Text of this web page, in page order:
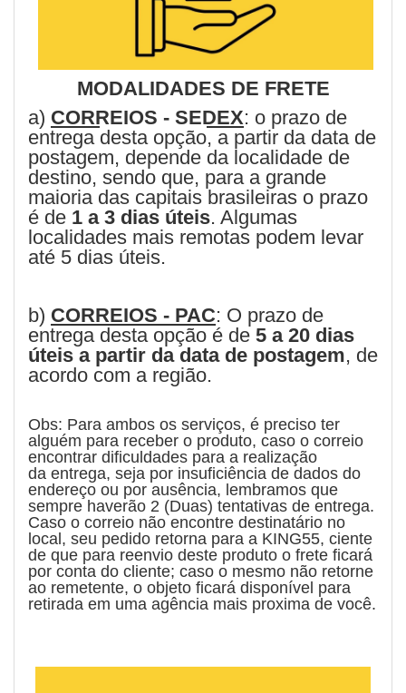
MODALIDADES DE FRETE
a) CORREIOS - SEDEX: o prazo de
entrega desta opção, a partir da data de
postagem, depende da localidade de
destino, sendo que, para a grande
maioria das capitais brasileiras o prazo
é de 1 a 3 dias úteis. Algumas
localidades mais remotas podem levar
até 5 dias úteis.
b) CORREIOS - PAC: O prazo de
entrega desta opção é de 5 a 20 dias
úteis a partir da data de postagem, de
acordo com a região.
Obs: Para ambos os serviços, é preciso ter
alguém para receber o produto, caso o correio
encontrar dificuldades para a realização
da entrega, seja por insuficiência de dados do
endereço ou por ausência, lembramos que
sempre haverão 2 (Duas) tentativas de entrega.
Caso o correio não encontre destinatário no
local, seu pedido retorna para a KING55, ciente
de que para reenvio deste produto o frete ficará
por conta do cliente; caso o mesmo não retorne
ao remetente, o objeto ficará disponível para
retirada em uma agência mais proxima de você.